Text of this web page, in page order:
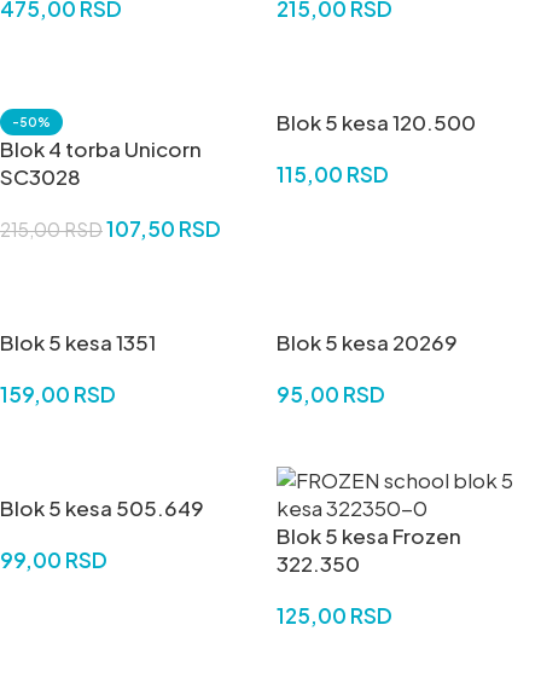
475,00 RSD
215,00 RSD
-50%
Blok 4 torba Unicorn
SC3028
215,00RSD107,50 RSD
Blok 5 kesa 120.500
115,00 RSD
Blok 5 kesa 1351
159,00 RSD
Blok 5 kesa 20269
95,00 RSD
Blok 5 kesa 505.649
99,00 RSD
Blok 5 kesa Frozen
322.350
125,00 RSD